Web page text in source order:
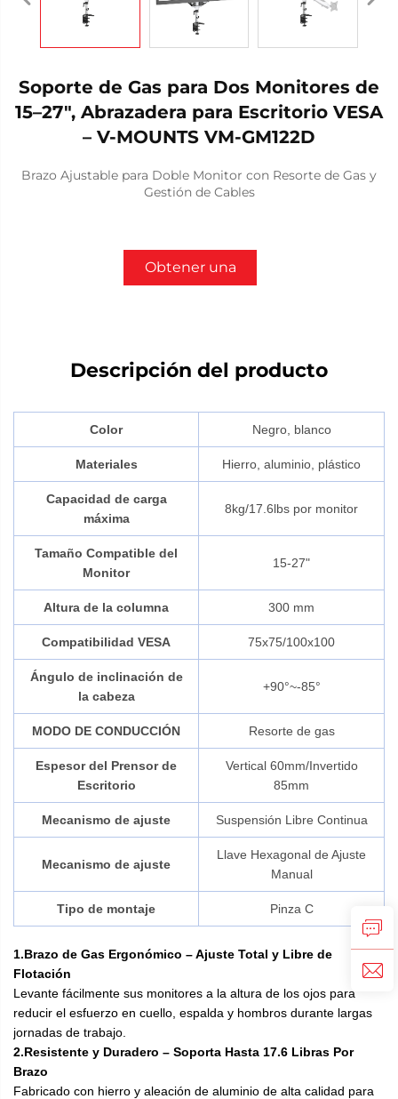
Soporte de Gas para Dos Monitores de
15–27", Abrazadera para Escritorio VESA
– V-MOUNTS VM-GM122D
Brazo Ajustable para Doble Monitor con Resorte de Gas y
Gestión de Cables
Obtener una
Descripción del producto
Color Negro, blanco
Materiales Hierro, aluminio, plástico
Capacidad de carga
máxima
8kg/17.6lbs por monitor
Tamaño Compatible del
Monitor
15-27"
Altura de la columna 300 mm
Compatibilidad VESA 75x75/100x100
Ángulo de inclinación de
la cabeza
+90°~-85°
MODO DE CONDUCCIÓN Resorte de gas
Espesor del Prensor de
Escritorio
Vertical 60mm/Invertido
85mm
Mecanismo de ajuste Suspensión Libre Continua
Mecanismo de ajuste
Llave Hexagonal de Ajuste
Manual
Tipo de montaje Pinza C
1.Brazo de Gas Ergonómico – Ajuste Total y Libre de
Flotación
Levante fácilmente sus monitores a la altura de los ojos para
reducir el esfuerzo en cuello, espalda y hombros durante largas
jornadas de trabajo.
2.Resistente y Duradero – Soporta Hasta 17.6 Libras Por
Brazo
Fabricado con hierro y aleación de aluminio de alta calidad para